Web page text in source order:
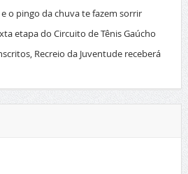
o pingo da chuva te fazem sorrir
etapa do Circuito de Tênis Gaúcho
Recreio da Juventude receberá